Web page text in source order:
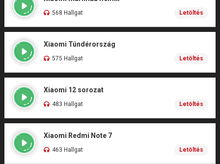
568 Hallgat Letöltés
Xiaomi Tündérország
575 Hallgat Letöltés
Xiaomi 12 sorozat
483 Hallgat Letöltés
Xiaomi Redmi Note 7
463 Hallgat Letöltés